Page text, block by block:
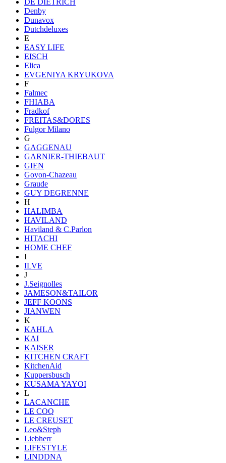
Denby
Dunavox
Dutchdeluxes
E
EASY LIFE
EISCH
Elica
EVGENIYA KRYUKOVA
F
Falmec
FHIABA
Fradkof
FREITAS&DORES
Fulgor Milano
G
GAGGENAU
GARNIER-THIEBAUT
GIEN
Goyon-Chazeau
Graude
GUY DEGRENNE
H
HALIMBA
HAVILAND
Haviland & C.Parlon
HITACHI
HOME CHEF
I
ILVE
J
J.Seignolles
JAMESON&TAILOR
JEFF KOONS
JIANWEN
K
KAHLA
KAI
KAISER
KITCHEN CRAFT
KitchenAid
Kuppersbusch
KUSAMA YAYOI
L
LACANCHE
LE COQ
LE CREUSET
Leo&Steph
Liebherr
LIFESTYLE
LINDDNA